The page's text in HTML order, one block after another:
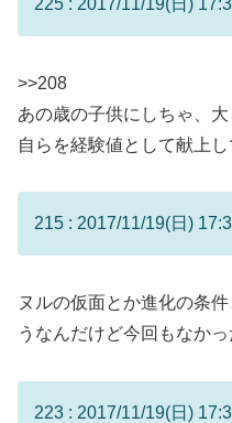
>>208
あの歳の子供にしちゃ、
自らを経験値として献上し
215 : 2017/11/19(日)
ヌルの仮面とか進化の条
うなんだけど今回もなかっ
223 : 2017/11/19(日)